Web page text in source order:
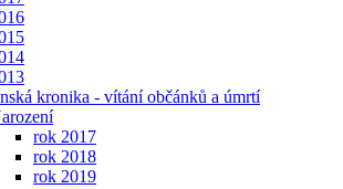
kronika - vítání občánků a úmrtí
rok 2017
rok 2018
rok 2019